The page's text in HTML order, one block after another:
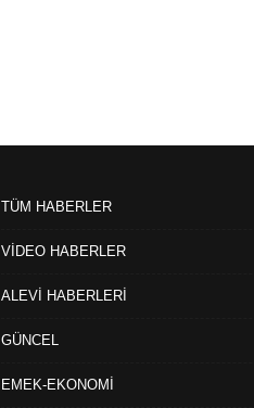
TÜM HABERLER
VİDEO HABERLER
ALEVİ HABERLERİ
GÜNCEL
EMEK-EKONOMİ